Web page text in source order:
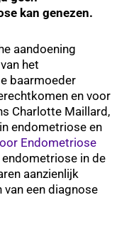
kan genezen.
aandoening
het
baarmoeder
en voor
Charlotte Maillard,
endometriose en
Endometriose
in de
aanzienlijk
een diagnose